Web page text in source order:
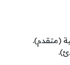
(متقدم).